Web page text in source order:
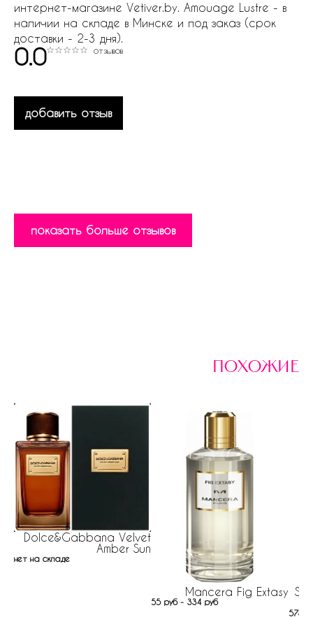
интернет-магазине Vetiver.by. Amouage Lustre - в
наличии на складе в Минске и под заказ (срок
доставки - 2-3 дня).
0.0 отзывов
добавить отзыв
показать больше отзывов
похожие
Dolce&Gabbana Velvet
Amber Sun
нет на складе
Mancera Fig Extasy
55 руб - 334 руб
578